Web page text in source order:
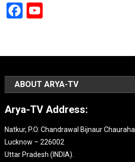
Facebook
YouTube
ABOUT ARYA-TV
Arya-TV Address:
Natkur, P.O. Chandrawal Bijnaur Chauraha
Lucknow – 226002
Uttar Pradesh (INDIA).